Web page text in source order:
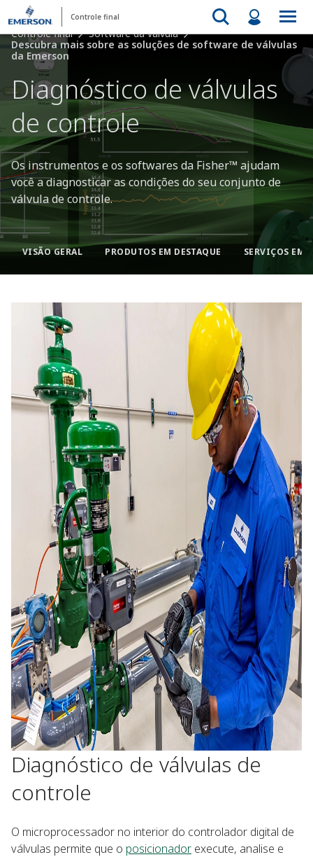
Controle final
Controle final
Software da válvula
Descubra mais sobre as soluções de software de válvulas
da Emerson
Diagnóstico de válvulas
de controle
Os instrumentos e os softwares da Fisher™ ajudam
você a diagnosticar as condições do seu conjunto de
válvula de controle.
VISÃO GERAL PRODUTOS EM DESTAQUE SERVIÇOS EM
Diagnóstico de válvulas de
controle
O microprocessador no interior do controlador digital de
válvulas permite que o posicionador execute, analise e